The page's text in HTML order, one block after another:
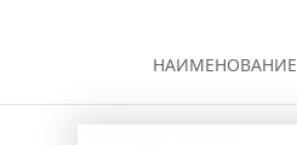
НАИМЕНОВАНИЕ